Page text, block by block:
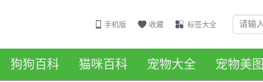
手机版 收藏 标签大全
狗狗百科 猫咪百科 宠物大全 宠物美图